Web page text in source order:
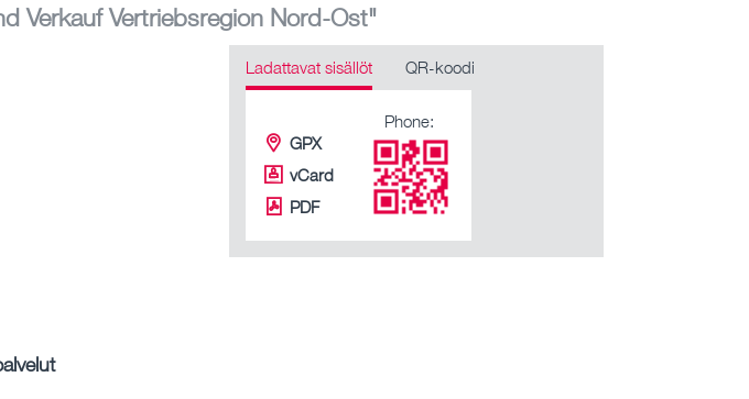
Verkauf Vertriebsregion Nord-Ost"
Ladattavat sisällöt QR-koodi
GPX
vCard
PDF
Phone: